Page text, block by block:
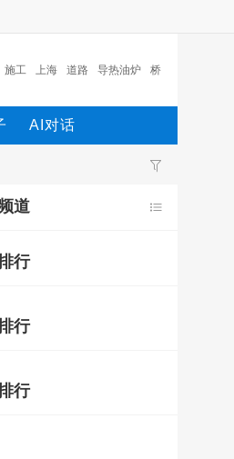
上海 道路 导热油炉 桥梁钢筋
块 地铁 工程
AI对话
道
行
行
行